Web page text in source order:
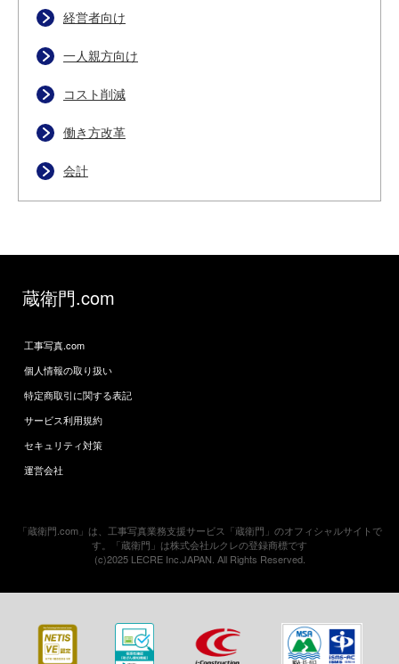
経営者向け
一人親方向け
コスト削減
働き方改革
会計
蔵衛門.com
工事写真.com
個人情報の取り扱い
特定商取引に関する表記
サービス利用規約
セキュリティ対策
運営会社
「蔵衛門.com」は、工事写真業務支援サービス「蔵衛門」のオフィシャルサイトで
す。「蔵衛門」は株式会社ルクレの登録商標です
(c)2025 LECRE Inc.JAPAN. All Rights Reserved.